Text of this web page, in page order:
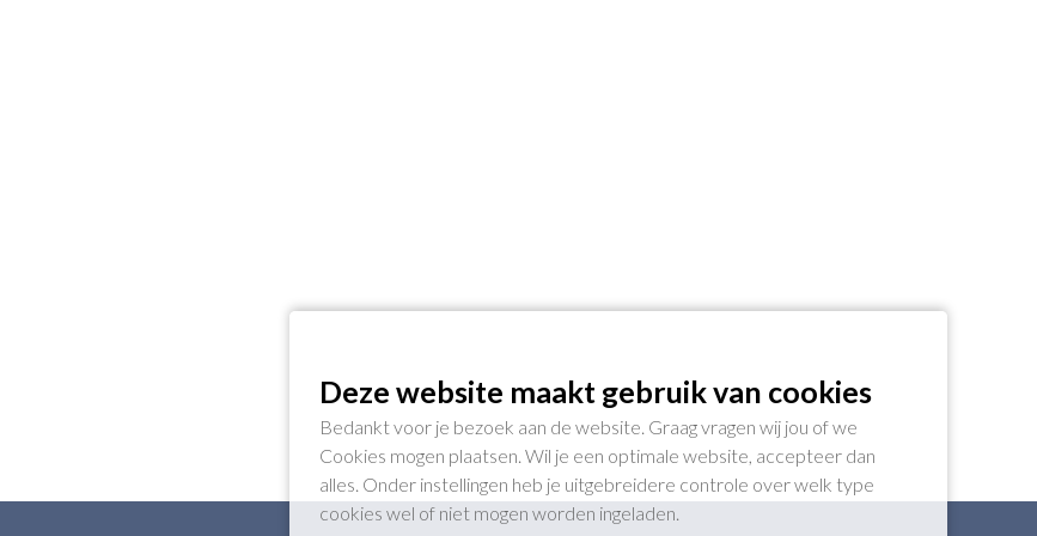
Deze website maakt gebruik van cookies
Bedankt voor je bezoek aan de website. Graag vragen wij jou of we
Cookies mogen plaatsen. Wil je een optimale website, accepteer dan
alles. Onder instellingen heb je uitgebreidere controle over welk type
cookies wel of niet mogen worden ingeladen.